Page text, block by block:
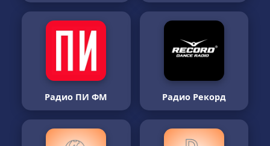
Радио ПИ ФМ Радио Рекорд